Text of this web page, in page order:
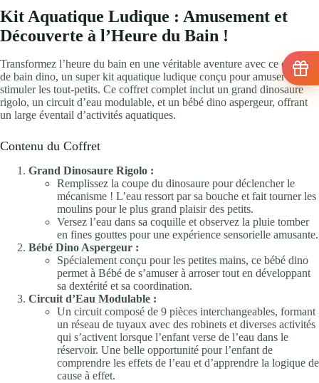
Kit Aquatique Ludique : Amusement et
Découverte à l’Heure du Bain !
Transformez l’heure du bain en une véritable aventure avec ce coffret
de bain dino, un super kit aquatique ludique conçu pour amuser et
stimuler les tout-petits. Ce coffret complet inclut un grand dinosaure
rigolo, un circuit d’eau modulable, et un bébé dino aspergeur, offrant
un large éventail d’activités aquatiques.
Contenu du Coffret
Grand Dinosaure Rigolo :
Remplissez la coupe du dinosaure pour déclencher le
mécanisme ! L’eau ressort par sa bouche et fait tourner les
moulins pour le plus grand plaisir des petits.
Versez l’eau dans sa coquille et observez la pluie tomber
en fines gouttes pour une expérience sensorielle amusante.
Bébé Dino Aspergeur :
Spécialement conçu pour les petites mains, ce bébé dino
permet à Bébé de s’amuser à arroser tout en développant
sa dextérité et sa coordination.
Circuit d’Eau Modulable :
Un circuit composé de 9 pièces interchangeables, formant
un réseau de tuyaux avec des robinets et diverses activités
qui s’activent lorsque l’enfant verse de l’eau dans le
réservoir. Une belle opportunité pour l’enfant de
comprendre les effets de l’eau et d’apprendre la logique de
cause à effet.